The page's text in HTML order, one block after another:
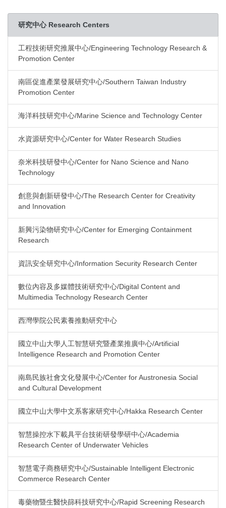
研究中心 Research Centers
工程技術研究推展中心/Engineering Technology Research &
Promotion Center
南區促進產業發展研究中心/Southern Taiwan Industry
Promotion Center
海洋科技研究中心/Marine Science and Technology Center
水資源研究中心/Center for Water Research Studies
奈米科技研發中心/Center for Nano Science and Nano
Technology
創意與創新研發中心/The Research Center for Creativity
and Innovation
新興污染物研究中心/Center for Emerging Containment
Research
資訊安全研究中心/Information Security Research Center
數位內容及多媒體技術研究中心/Digital Content and
Multimedia Technology Research Center
西灣學院公民素養推動研究中心
國立中山大學人工智慧研究暨產業推廣中心/Artificial
Intelligence Research and Promotion Center
南島民族社會文化發展中心/Center for Austronesia Social
and Cultural Development
國立中山大學中文系客家研究中心/Hakka Research Center
智慧操控水下載具平台技術研發學研中心/Academia
Research Center of Underwater Vehicles
智慧電子商務研究中心/Sustainable Intelligent Electronic
Commerce Research Center
毒藥物暨生醫快篩科技研究中心/Rapid Screening Research